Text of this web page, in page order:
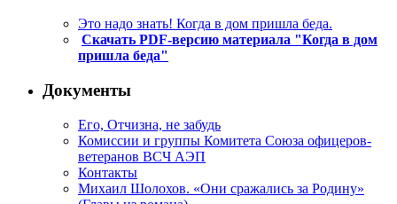
Это надо знать! Когда в дом пришла беда.
Скачать PDF-версию материала "Когда в дом
пришла беда"
Документы
Его, Отчизна, не забудь
Комиссии и группы Комитета Союза офицеров-
ветеранов ВСЧ АЭП
Контакты
Михаил Шолохов. «Они сражались за Родину»